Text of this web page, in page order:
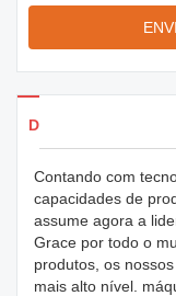
Detalhes dos
Contando com
capacidades de
assume agora a
Grace por todo o
produtos, os
mais alto nível.